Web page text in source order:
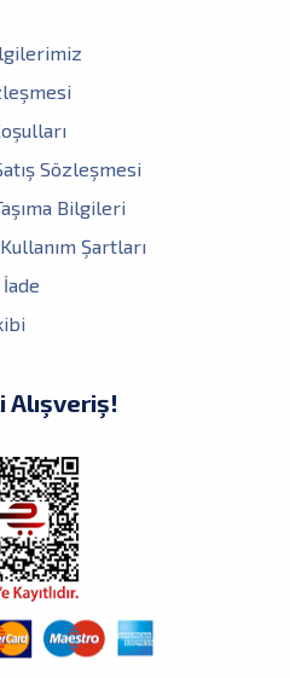
Sözleşmesi
Bilgileri
Şartları
Alışveriş!